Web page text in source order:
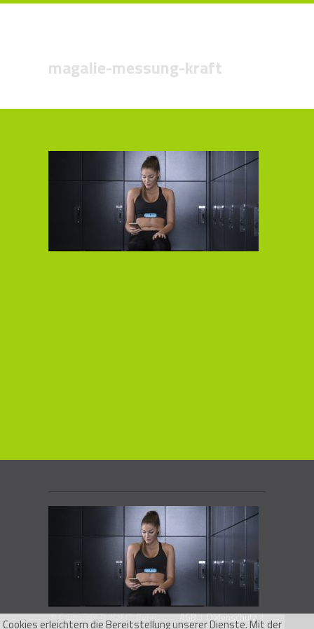
magalie-messung-kraft
© Copyright PeKaFIT, Peter
AGB I Datenschutz I
Cookies erleichtern die Bereitstellung unserer Dienste. Mit der